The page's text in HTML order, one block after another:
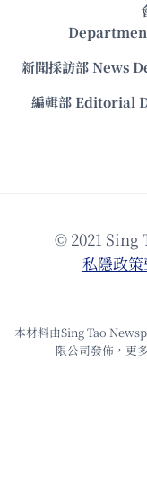
新聞採訪部 News
編輯部 Editorial
© 2021
私隱政
本材料由Sing Tao
限公司發佈，更